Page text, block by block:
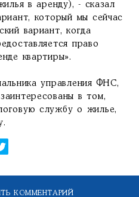
в аренду), - сказал
который мы сейчас
вариант, когда
право
квартиры».
управления ФНС,
в том,
службу о жилье,
КОММЕНТАРИЙ